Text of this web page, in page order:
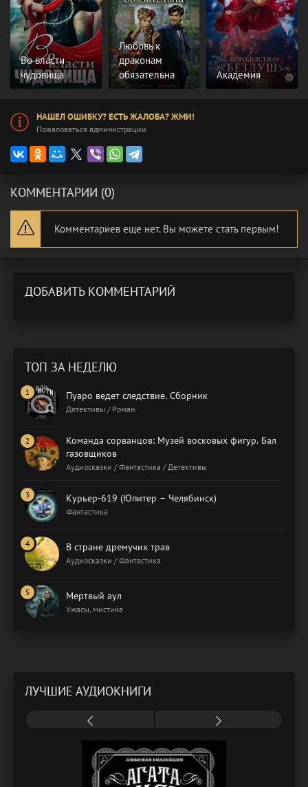
Во власти
чудовища
Любовь к
драконам
обязательна
Академия
НАШЕЛ ОШИБКУ? ЕСТЬ ЖАЛОБА? ЖМИ!
Пожаловаться администрации
КОММЕНТАРИИ (0)
Комментариев еще нет. Вы можете стать первым!
ДОБАВИТЬ КОММЕНТАРИЙ
ТОП ЗА НЕДЕЛЮ
Пуаро ведет следствие. Сборник
Детективы / Роман
Команда сорванцов: Музей восковых фигур. Бал
газовщиков
Аудиосказки / Фантастика / Детективы
Курьер-619 (Юпитер – Челябинск)
Фантастика
В стране дремучих трав
Аудиосказки / Фантастика
Мертвый аул
Ужасы, мистика
ЛУЧШИЕ АУДИОКНИГИ